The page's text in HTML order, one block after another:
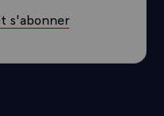
s'abonner